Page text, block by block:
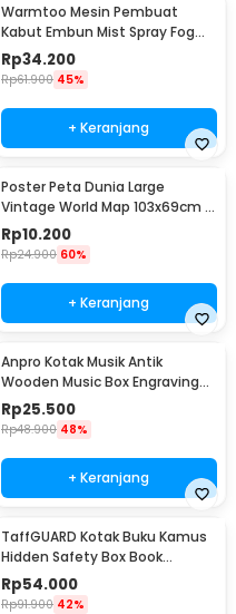
Warmtoo Mesin Pembuat
Kabut Embun Mist Spray Fog
Maker 12 LED 24V - WT01
Rp34.200
Rp61.900 45%
+ Keranjang
Poster Peta Dunia Large
Vintage World Map 103x69cm -
N401
Rp10.200
Rp24.900 60%
+ Keranjang
Anpro Kotak Musik Antik
Wooden Music Box Engraving
Harry Potter - ADQ0194
Rp25.500
Rp48.900 48%
+ Keranjang
TaffGUARD Kotak Buku Kamus
Hidden Safety Box Book
Password Lock Size S - KB-10P
Rp54.000
Rp91.900 42%